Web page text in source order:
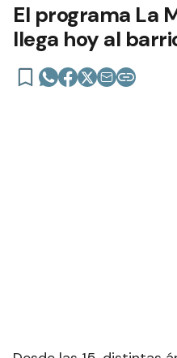
El programa La
llega hoy al